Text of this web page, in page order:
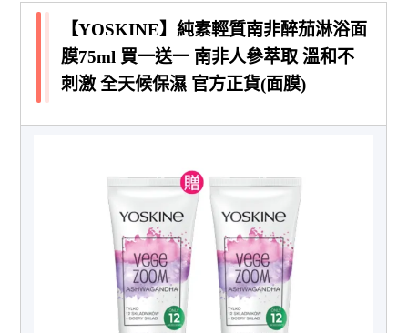
【YOSKINE】純素輕質南非醉茄淋浴面
膜75ml 買一送一 南非人參萃取 溫和不
刺激 全天候保濕 官方正貨(面膜)